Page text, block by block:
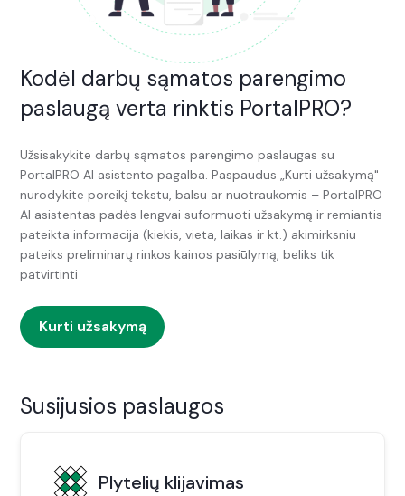
Kodėl darbų sąmatos parengimo
paslaugą verta rinktis PortalPRO?
Užsisakykite darbų sąmatos parengimo paslaugas su
PortalPRO AI asistento pagalba. Paspaudus „Kurti užsakymą"
nurodykite poreikį tekstu, balsu ar nuotraukomis – PortalPRO
AI asistentas padės lengvai suformuoti užsakymą ir remiantis
pateikta informacija (kiekis, vieta, laikas ir kt.) akimirksniu
pateiks preliminarų rinkos kainos pasiūlymą, beliks tik
patvirtinti
Kurti užsakymą
Susijusios paslaugos
Plytelių klijavimas